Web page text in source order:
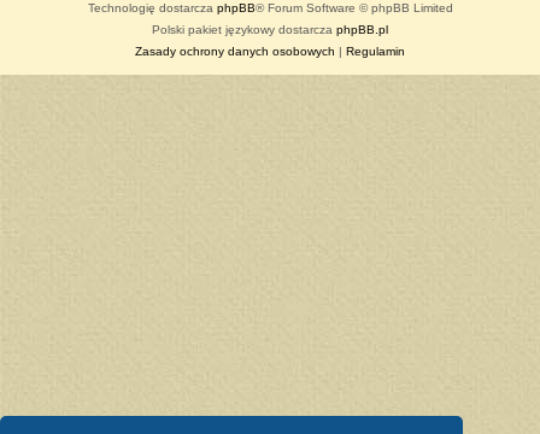
Technologię dostarcza phpBB® Forum Software © phpBB Limited
Polski pakiet językowy dostarcza phpBB.pl
Zasady ochrony danych osobowych | Regulamin